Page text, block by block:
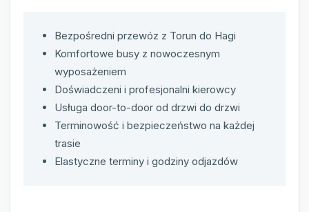
Bezpośredni przewóz z Torun do Hagi
Komfortowe busy z nowoczesnym
wyposażeniem
Doświadczeni i profesjonalni kierowcy
Usługa door-to-door od drzwi do drzwi
Terminowość i bezpieczeństwo na każdej
trasie
Elastyczne terminy i godziny odjazdów